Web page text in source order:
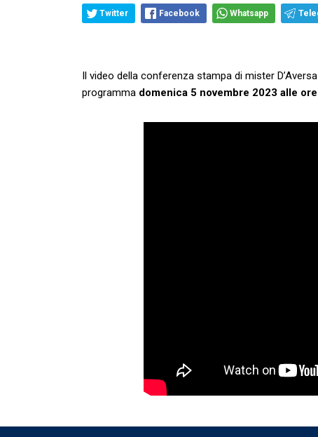
Twitter Facebook Whatsapp
Il video della conferenza stampa di mister
programma domenica 5 novembre 2023 alle